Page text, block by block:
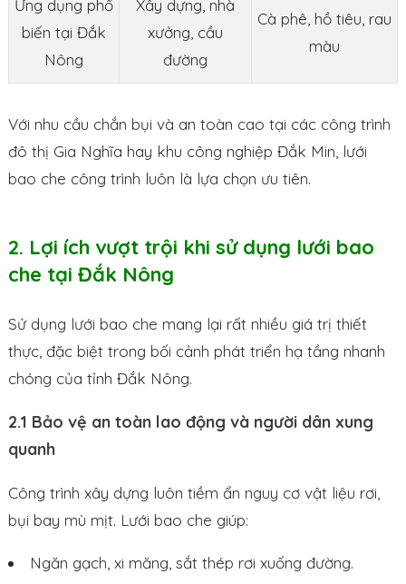
Ứng dụng phổ
biến tại Đắk
Nông
Xây dựng, nhà
xưởng, cầu
đường
Cà phê, hồ tiêu, rau
màu
Với nhu cầu chắn bụi và an toàn cao tại các công trình
đô thị Gia Nghĩa hay khu công nghiệp Đắk Min, lưới
bao che công trình luôn là lựa chọn ưu tiên.
2. Lợi ích vượt trội khi sử dụng lưới bao
che tại Đắk Nông
Sử dụng lưới bao che mang lại rất nhiều giá trị thiết
thực, đặc biệt trong bối cảnh phát triển hạ tầng nhanh
chóng của tỉnh Đắk Nông.
2.1 Bảo vệ an toàn lao động và người dân xung
quanh
Công trình xây dựng luôn tiềm ẩn nguy cơ vật liệu rơi,
bụi bay mù mịt. Lưới bao che giúp:
Ngăn gạch, xi măng, sắt thép rơi xuống đường.